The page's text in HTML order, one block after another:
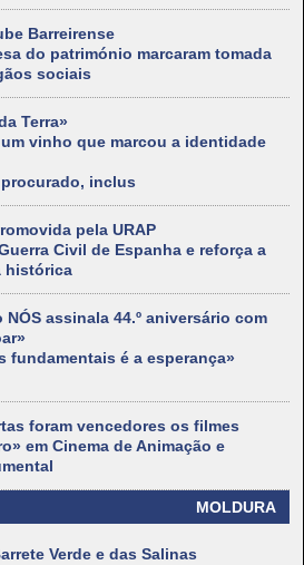
Barreirense
do património marcaram tomada
sociais
Terra»
vinho que marcou a identidade
inclus
pela URAP
Civil de Espanha e reforça a
histórica
NÓS assinala 44.º aniversário com
fundamentais é a esperança»
foram vencedores os filmes
em Cinema de Animação e
MOLDURA
Verde e das Salinas